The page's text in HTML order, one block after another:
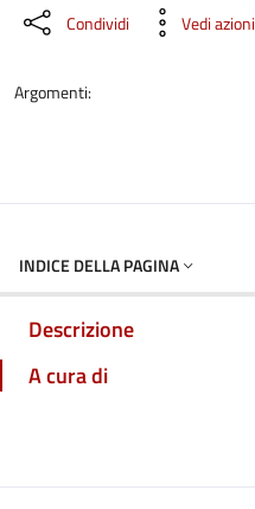
Condividi Vedi azioni
Argomenti:
INDICE DELLA PAGINA
Descrizione
A cura di